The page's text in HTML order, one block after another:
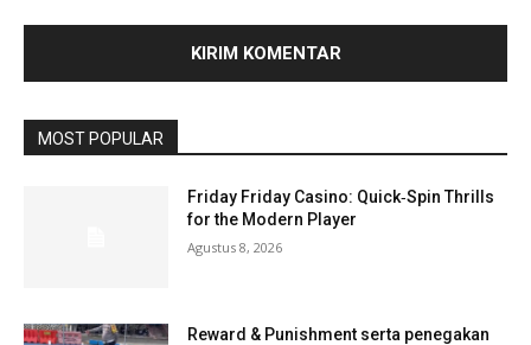
MOST POPULAR
Friday Friday Casino: Quick‑Spin Thrills
for the Modern Player
Agustus 8, 2026
Reward & Punishment serta penegakan